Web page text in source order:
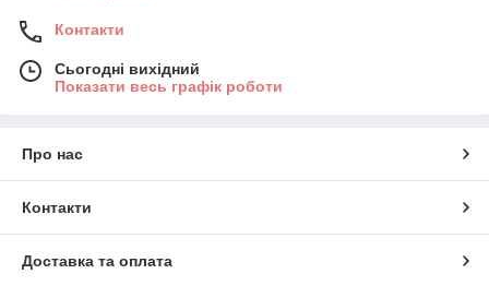
Контакти
Сьогодні вихідний
Показати весь графік роботи
Про нас
Контакти
Доставка та оплата